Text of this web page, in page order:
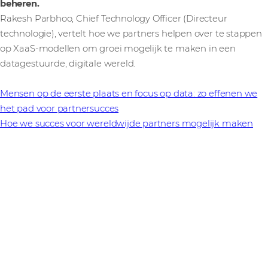
beheren.
Rakesh Parbhoo, Chief Technology Officer (Directeur
technologie), vertelt hoe we partners helpen over te stappen
op XaaS-modellen om groei mogelijk te maken in een
datagestuurde, digitale wereld.
Mensen op de eerste plaats en focus op data: zo effenen we
het pad voor partnersucces
Hoe we succes voor wereldwijde partners mogelijk maken